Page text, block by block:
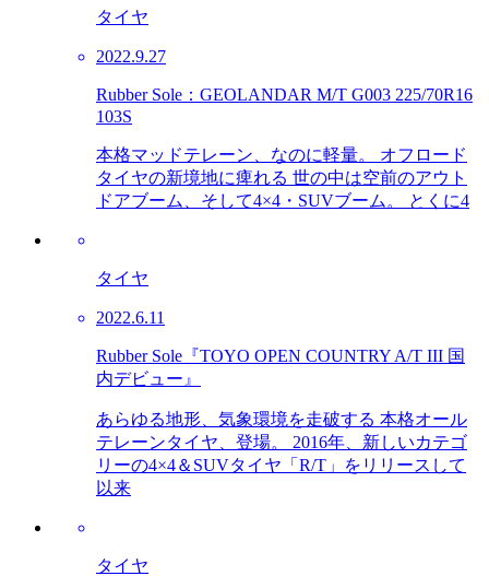
タイヤ
2022.9.27
Rubber Sole：GEOLANDAR M/T G003 225/70R16
103S
本格マッドテレーン、なのに軽量。 オフロード
タイヤの新境地に痺れる 世の中は空前のアウト
ドアブーム、そして4×4・SUVブーム。 とくに4
タイヤ
2022.6.11
Rubber Sole『TOYO OPEN COUNTRY A/T III 国
内デビュー』
あらゆる地形、気象環境を走破する 本格オール
テレーンタイヤ、登場。 2016年、新しいカテゴ
リーの4×4＆SUVタイヤ「R/T」をリリースして
以来
タイヤ